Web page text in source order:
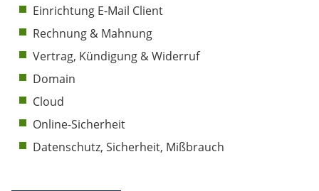
Einrichtung E-Mail Client
Rechnung & Mahnung
Vertrag, Kündigung & Widerruf
Domain
Cloud
Online-Sicherheit
Datenschutz, Sicherheit, Mißbrauch